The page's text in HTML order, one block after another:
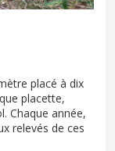
placé à dix
placette,
Chaque année,
relevés de ces